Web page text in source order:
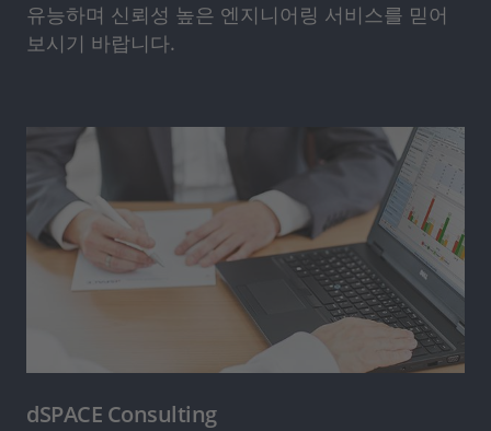
유능하며 신뢰성 높은 엔지니어링 서비스를 믿어
보시기 바랍니다.
dSPACE Consulting